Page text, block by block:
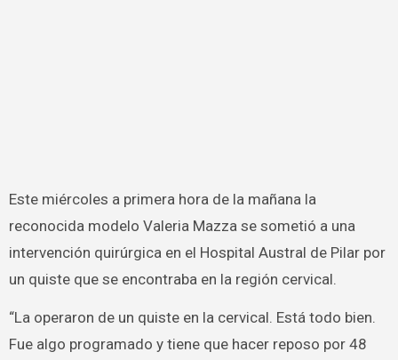
Este miércoles a primera hora de la mañana la
reconocida modelo Valeria Mazza se sometió a una
intervención quirúrgica en el Hospital Austral de Pilar por
un quiste que se encontraba en la región cervical.
“La operaron de un quiste en la cervical. Está todo bien.
Fue algo programado y tiene que hacer reposo por 48